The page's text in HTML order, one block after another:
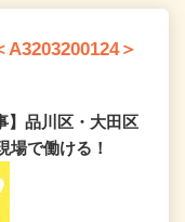
＞
】品川区・大田区
で働ける！